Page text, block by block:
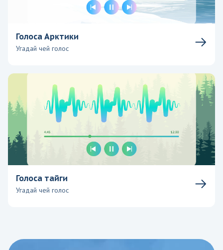
Голоса Арктики
Угадай чей голос
Голоса тайги
Угадай чей голос